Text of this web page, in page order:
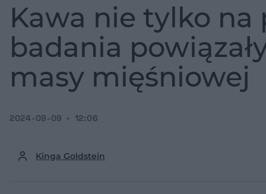
Kawa nie tylko na
badania
masy mięśniowej
Kinga Goldstein
2024-09-09 12:06